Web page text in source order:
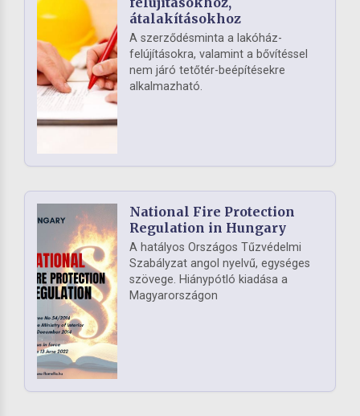
átalakításokhoz
A szerződésminta a lakóház-
felújításokra, valamint a bővítéssel
nem járó tetőtér-beépítésekre
alkalmazható.
National Fire Protection
Regulation in Hungary
A hatályos Országos Tűzvédelmi
Szabályzat angol nyelvű, egységes
szövege. Hiánypótló kiadása a
Magyarországon